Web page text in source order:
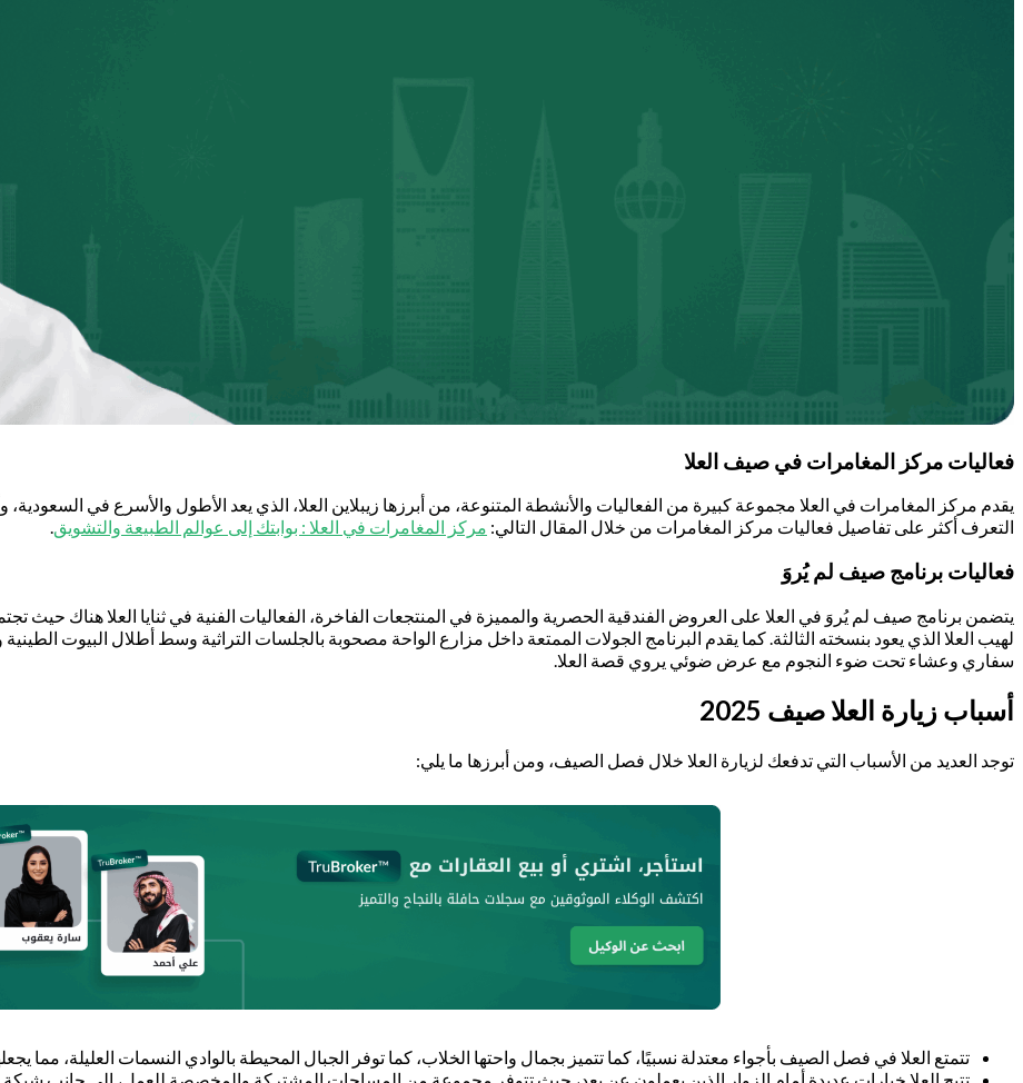
فعاليات مركز المغامرات في صيف العلا
يقدم مركز المغامرات في العلا مجموعة كبيرة من الفعاليات والأنشطة المتنوعة، من أبرزها زيبلاين العلا، الذي يعد الأطول والأسرع في السعودية،
التعرف أكثر على تفاصيل فعاليات مركز المغامرات من خلال المقال التالي: مركز المغامرات في العلا : بوابتك إلى عوالم الطبيعة والتشويق.
فعاليات برنامج صيف لم يُروَ
يتضمن برنامج صيف لم يُروَ في العلا على العروض الفندقية الحصرية والمميزة في المنتجعات الفاخرة، الفعاليات الفنية في ثنايا العلا هناك حيث
لهيب العلا الذي يعود بنسخته الثالثة. كما يقدم البرنامج الجولات الممتعة داخل مزارع الواحة مصحوبة بالجلسات التراثية وسط أطلال البيوت
سفاري وعشاء تحت ضوء النجوم مع عرض ضوئي يروي قصة العلا.
أسباب زيارة العلا صيف 2025
توجد العديد من الأسباب التي تدفعك لزيارة العلا خلال فصل الصيف، ومن أبرزها ما يلي:
تتمتع العلا في فصل الصيف بأجواء معتدلة نسبيًا، كما تتميز بجمال واحتها الخلاب، كما توفر الجبال المحيطة بالوادي النسمات العليلة، مما